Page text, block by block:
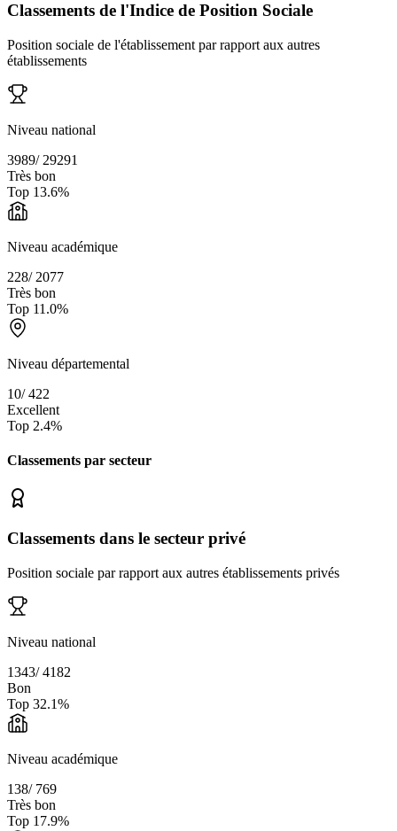
Classements de l'Indice de Position Sociale
Position sociale de l'établissement par rapport aux autres
établissements
Niveau national
3989/ 29291
Très bon
Top 13.6%
Niveau académique
228/ 2077
Très bon
Top 11.0%
Niveau départemental
10/422
Excellent
Top 2.4%
Classements par secteur
Classements dans le secteur privé
Position sociale par rapport aux autres établissements privés
Niveau national
1343/4182
Bon
Top 32.1%
Niveau académique
138/ 769
Très bon
Top 17.9%